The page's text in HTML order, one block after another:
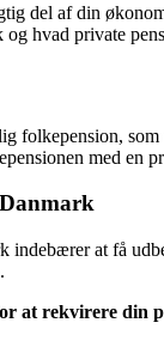
del af din
hvad private
folkepension,
med en
indebærer at få
at rekvirere din